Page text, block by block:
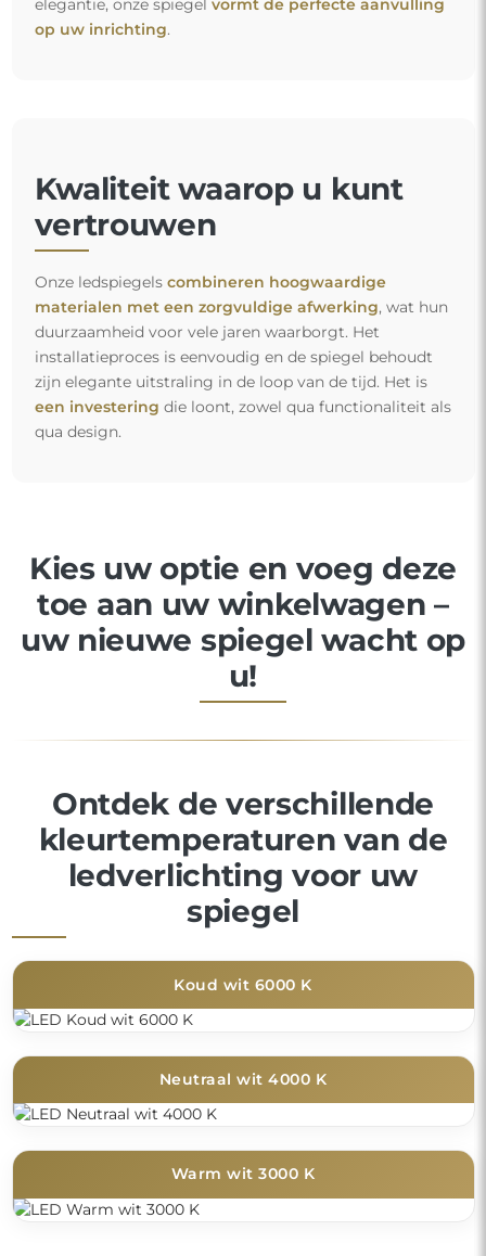
elegantie, onze spiegel vormt de perfecte aanvulling
op uw inrichting.
Kwaliteit waarop u kunt
vertrouwen
Onze ledspiegels combineren hoogwaardige
materialen met een zorgvuldige afwerking, wat hun
duurzaamheid voor vele jaren waarborgt. Het
installatieproces is eenvoudig en de spiegel behoudt
zijn elegante uitstraling in de loop van de tijd. Het is
een investering die loont, zowel qua functionaliteit als
qua design.
Kies uw optie en voeg deze
toe aan uw winkelwagen –
uw nieuwe spiegel wacht op
u!
Ontdek de verschillende
kleurtemperaturen van de
ledverlichting voor uw
spiegel
Koud wit 6000 K
Neutraal wit 4000 K
Warm wit 3000 K